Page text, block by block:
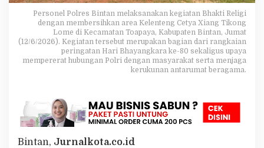
e
-
8
0
,
P
e
s
B
n
Personel Polres Bintan melaksanakan kegiatan Bhakti Religi
dengan membersihkan area Kelenteng Cetya Xiang Tikong
Lome di Kecamatan Toapaya, Kabupaten Bintan, Jumat
(12/6/2026). Kegiatan tersebut merupakan bagian dari rangkaian
peringatan Hari Bhayangkara ke-80 sekaligus upaya
mempererat hubungan Polri dengan masyarakat serta menjaga
kerukunan antarumat beragama.
Bintan, Jurnalkota.co.id